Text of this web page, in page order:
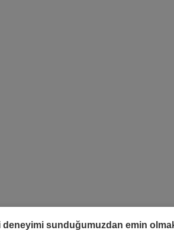
deneyimi sunduğumuzdan emin